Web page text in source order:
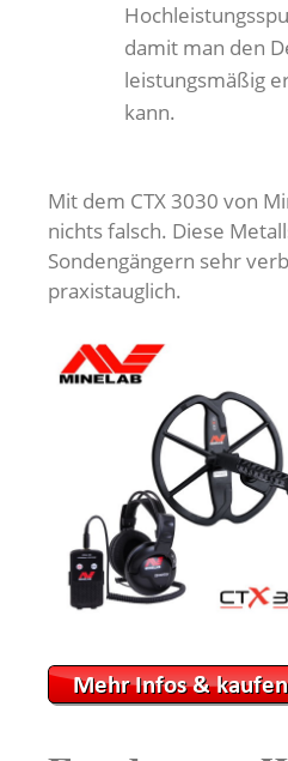
damit man den
leistungsmäßig
kann.
Mit dem CTX 3030 von
nichts falsch. Diese
Sondengängern sehr
praxistauglich.